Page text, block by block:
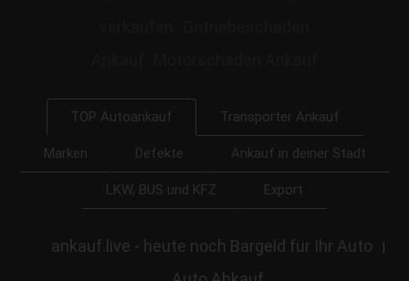
TOP Autoankauf Transporter Ankauf
Marken Defekte Ankauf in deiner Stadt
LKW, BUS und KFZ Export
ankauf.live - heute noch Bargeld für Ihr Auto |